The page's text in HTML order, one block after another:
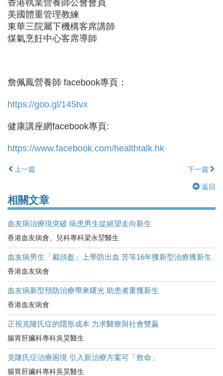
香港執業營養師公會會員
美國體重管理教練
東華三院屬下機構客席講師
煤氣烹飪中心客席導師
詹佩鳳營養師 facebook專頁：
https://goo.gl/145tvx
健康講座網facebook專頁:
https://www.facebook.com/healthtalk.hk
上一篇 下一篇
返回
相關文章
血友病治療現突破 病患男生從絕望走向新生
香港血友病會、兒科專科梁永堃醫生
血友病男生「戴頭盔」上學防出血 苦等16年獲新型治療獲新生
香港血友病會
血友病新型預防治療帶來曙光 助患者重獲新生
香港血友病會
正視克隆氏症的隱形成本 力求醫療與社會雙贏
腸胃肝臟科專科吳昊醫生
克隆氏症治療困境 引入新治療方案可「救命」
腸胃肝臟科專科吳昊醫生